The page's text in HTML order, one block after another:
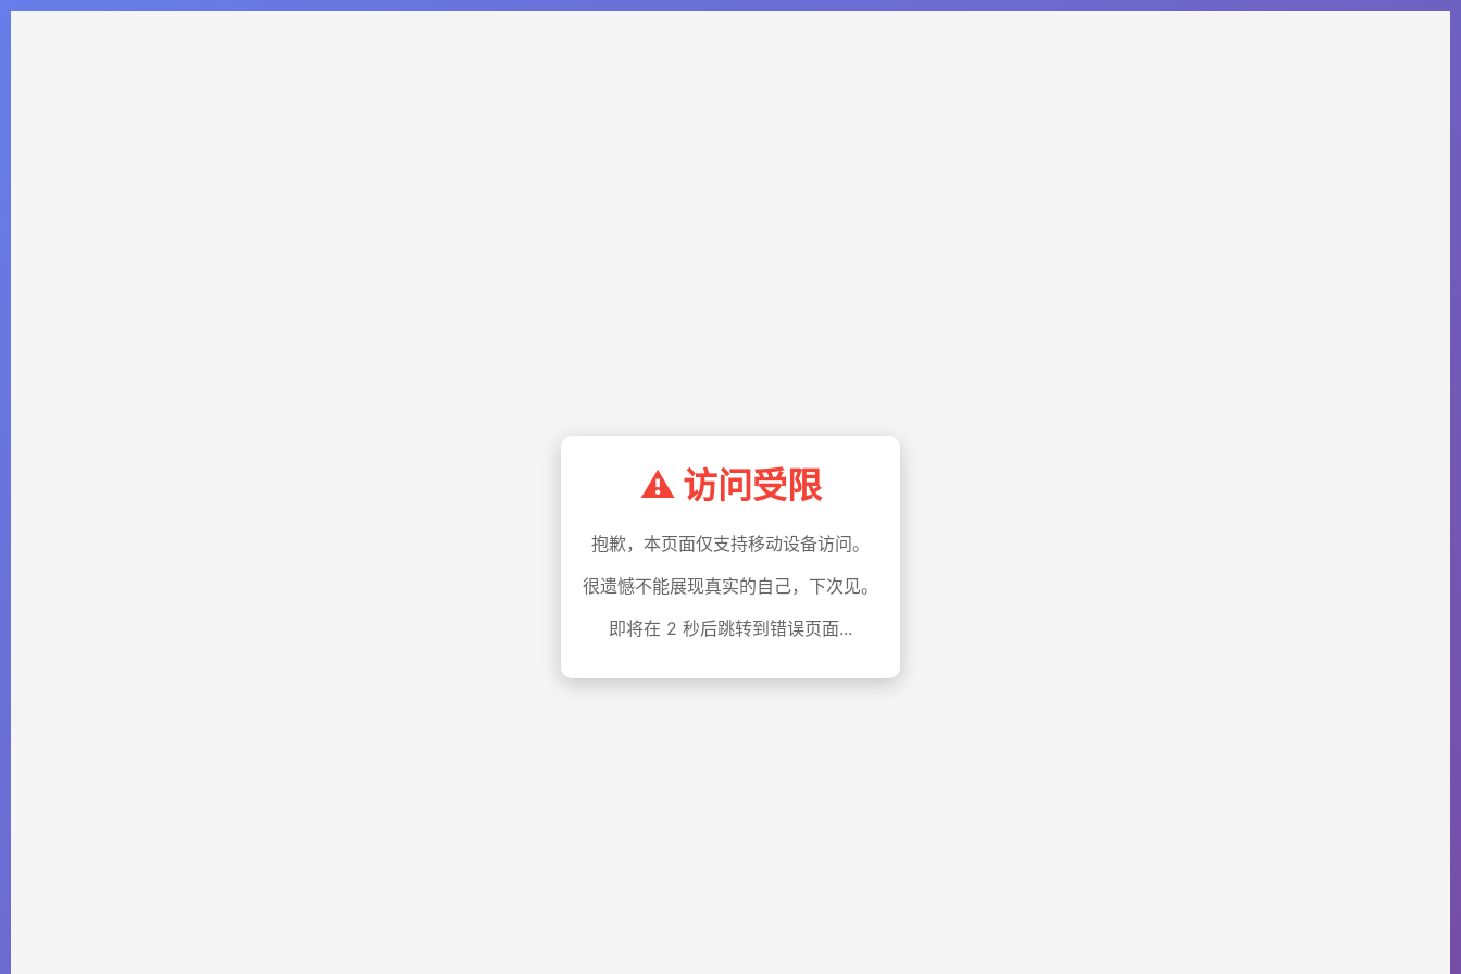
⚠️ 访问受限
抱歉，本页面仅支持移动设备访问。
很遗憾不能展现真实的自己，下次见。
即将在1秒后跳转到错误页面...